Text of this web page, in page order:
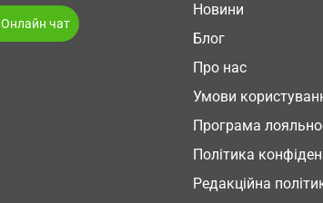
Онлайн чат
Новини
Блог
Про нас
Умови
Програма
Політика
Редакційна